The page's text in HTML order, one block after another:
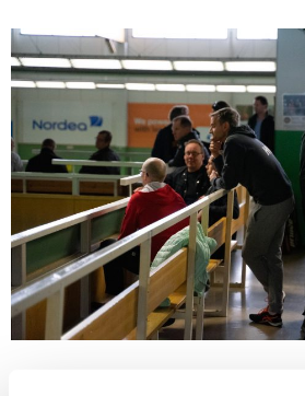
Välierien hävinneet joukkueet